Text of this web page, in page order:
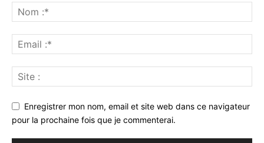
Enregistrer mon nom, email et site web dans ce navigateur
pour la prochaine fois que je commenterai.